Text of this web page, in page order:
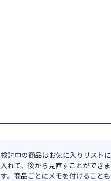
検討中の商品はお気に入りリストに
入れて、後から見直すことができま
す。商品ごとにメモを付けることも